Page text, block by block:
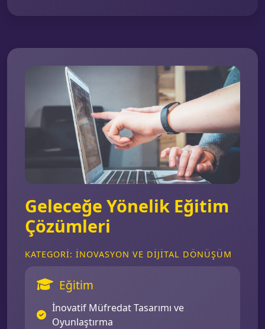
Geleceğe Yönelik Eğitim
Çözümleri
KATEGORI: İNOVASYON VE DIJITAL DÖNÜŞÜM
Eğitim
İnovatif Müfredat Tasarımı ve
Oyunlaştırma